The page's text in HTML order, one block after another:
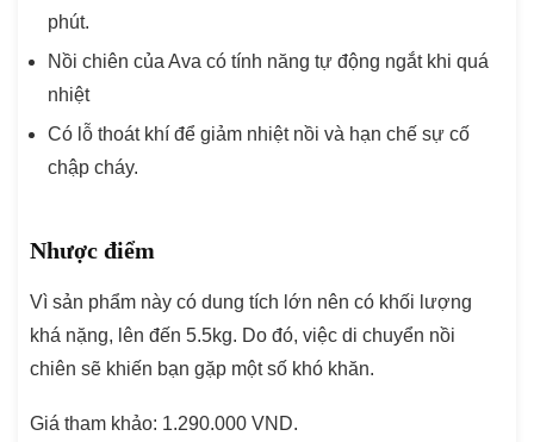
phút.
Nồi chiên của Ava có tính năng tự động ngắt khi quá
nhiệt
Có lỗ thoát khí để giảm nhiệt nồi và hạn chế sự cố
chập cháy.
Nhược điểm
Vì sản phẩm này có dung tích lớn nên có khối lượng
khá nặng, lên đến 5.5kg. Do đó, việc di chuyển nồi
chiên sẽ khiến bạn gặp một số khó khăn.
Giá tham khảo: 1.290.000 VND.